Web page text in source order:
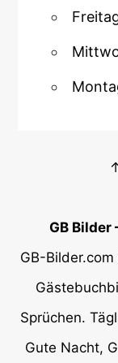
GB Bilder
GB-
Sprüchen.
Gute Nacht,